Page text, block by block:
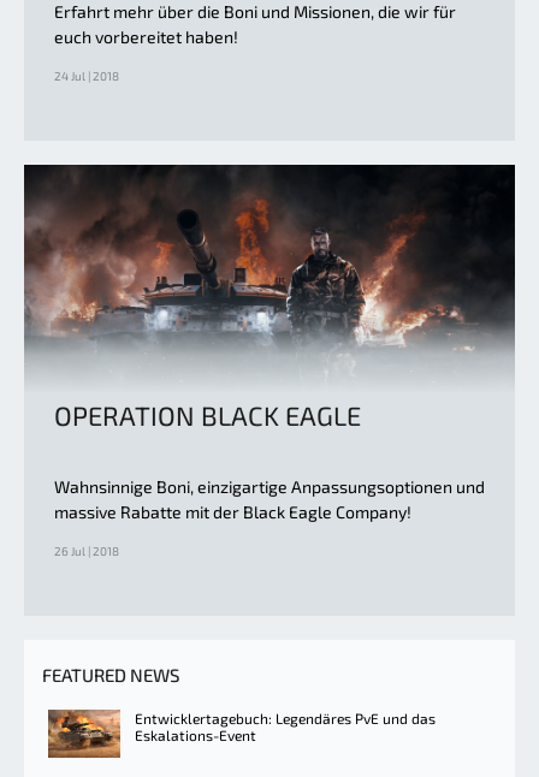
Erfahrt mehr über die Boni und Missionen, die wir für
euch vorbereitet haben!
24 Jul | 2018
OPERATION BLACK EAGLE
Wahnsinnige Boni, einzigartige Anpassungsoptionen und
massive Rabatte mit der Black Eagle Company!
26 Jul | 2018
FEATURED NEWS
Entwicklertagebuch: Legendäres PvE und das
Eskalations-Event